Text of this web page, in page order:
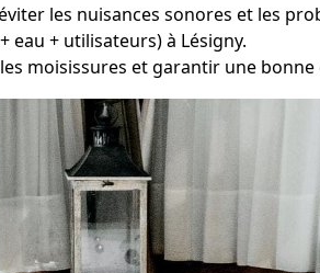
les nuisances sonores et les
eau + utilisateurs) à Lésigny.
moisissures et garantir une bonne